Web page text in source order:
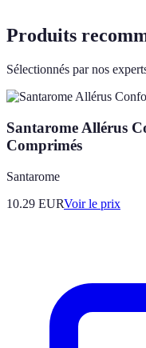
Produits
Sélectionnés par nos
Santarome Allérus
Comprimés
Santarome
10.29 EURVoir le prix